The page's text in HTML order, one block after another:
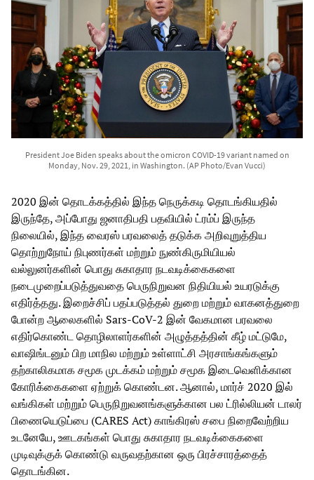
President Joe Biden speaks about the omicron COVID-19 variant named on
Monday, Nov. 29, 2021, in Washington. (AP Photo/Evan Vucci)
2020 இன் தொடக்கத்தில் இந்த நெருக்கடி தொடங்கியதில்
இருந்தே, அப்போது ஜனாதிபதி பதவியில் ட்ரம்ப் இருந்த
நிலையில், இந்த வைரஸ் பரவலைத் தடுக்க அறிவுறுத்திய
தொற்றுநோய் நிபுணர்கள் மற்றும் நுண்கிருமியியல்
வல்லுனர்களின் பொது சுகாதார நடவடிக்கைகளை
நடைமுறைப்படுத்துவதை பெருநிறுவன நிதியியல் உயரடுக்கு
எதிர்த்தது. இறைச்சிப் பதப்படுத்தல் துறை மற்றும் வாகனத்துறை
போன்ற ஆலைகளில் Sars-CoV-2 இன் வேகமான பரவலை
எதிர்கொண்ட தொழிலாளர்களின் அழுத்தத்தின் கீழ் மட்டுமே,
வாஷிங்டனும் பிற மாநில மற்றும் உள்ளாட்சி அரசாங்கங்களும்
தற்காலிகமாக சமூக முடக்கம் மற்றும் சமூக இடைவெளிக்கான
கோரிக்கைகளை ஏற்றுக் கொண்டன. ஆனால், மார்ச் 2020 இல்
வங்கிகள் மற்றும் பெருநிறுவனங்களுக்கான பல ட்ரில்லியன் டாலர்
பிணையெடுப்பை (CARES Act) காங்கிரஸ் சபை நிறைவேற்றிய
உடனேயே, ஊடகங்கள் பொது சுகாதார நடவடிக்கைகளை
முடிவுக்குக் கொண்டு வருவதற்கான ஒரு பிரச்சாரத்தைத்
தொடங்கின.